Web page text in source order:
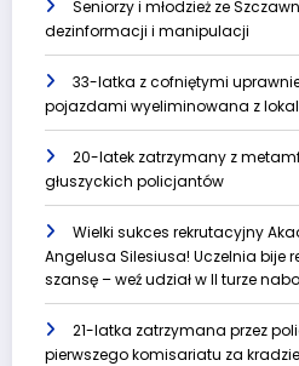
Seniorzy i młodzież ze
dezinformacji i manipulacji
33-latka z cofniętymi
pojazdami wyeliminowana z
20-latek zatrzymany z
głuszyckich policjantów
Wielki sukces rekrutacyjny
Angelusa Silesiusa! Uczelnia bije
szansę – weź udział w II turze
21-latka zatrzymana przez
pierwszego komisariatu za